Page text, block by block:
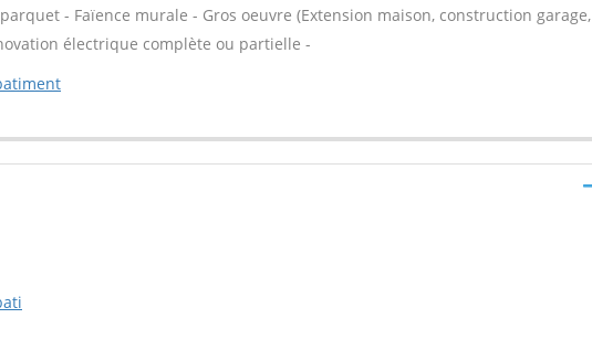
- Faïence murale - Gros oeuvre (Extension maison, construction garage,
électrique complète ou partielle -